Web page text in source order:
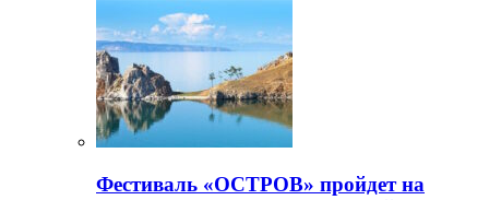
Фестиваль «ОСТРОВ» пройдет на